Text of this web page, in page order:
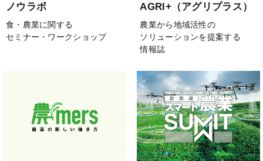
ノウラボ
食・農業に関する
セミナー・ワークショップ
AGRI+（アグリプラス）
農業から地域活性の
ソリューションを提案する
情報誌